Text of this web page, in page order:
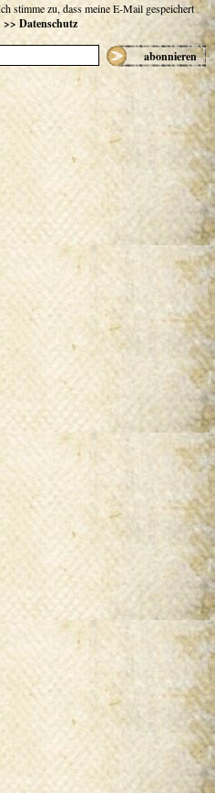
stimme zu, dass meine E-Mail gespeichert
>> Datenschutz
abonnieren